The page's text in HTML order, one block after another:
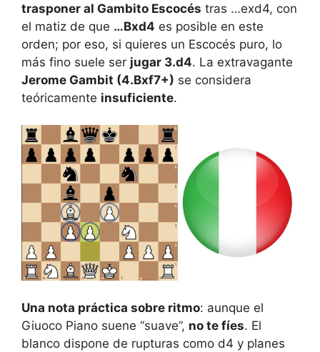
trasponer al Gambito Escocés tras …exd4, con
el matiz de que …Bxd4 es posible en este
orden; por eso, si quieres un Escocés puro, lo
más fino suele ser jugar 3.d4. La extravagante
Jerome Gambit (4.Bxf7+) se considera
teóricamente insuficiente.
Una nota práctica sobre ritmo: aunque el
Giuoco Piano suene “suave”, no te fíes. El
blanco dispone de rupturas como d4 y planes